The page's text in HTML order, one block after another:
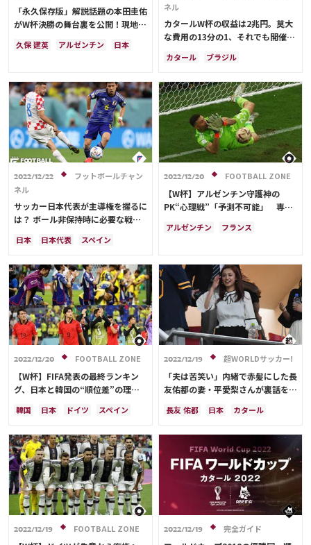
お問い合わせ
Share
© AbemaTV. Inc. All Rights Reserved.
エクアドル
メキシコ
ガーナ
カメルーン
アメリカ
日本代表
三笘 薫
田中 碧
C・ロナウド
サディオ・マネ
「永久保存版」解説話題の本田圭佑
がW杯決勝の舞台裏を公開！現地サ
せまで「世界のホンダ」
久保 建英 アルゼンチン
日本
ネル
カタールW杯の収益は2兆円。莫大
な費用の13分の1、それでも開催し
カタール
ブラジル
2022/12/22
フットボールチャン
ネル
サッカー日本代表が主導権を握るに
は？ ボール非保持時に必要な戦術
日本 日本代表
スペイン
サウジアラビア
イングランド
ブラジル
モロッコ
守田 英正
三笘 薫
鎌田 大地
サディオ・マネ
堂安 律 遠藤 航
2022/12/20 FOOTBALL ZONE
【W杯】アルゼンチン守護神の
PK“心理戦”「予測不可能」 専門
訳とは
アルゼンチン
フランス
オランダ
日本
日本代表
サディオ・マネ
2022/12/20 FOOTBALL ZONE
【W杯】FIFA発表の最終ランキン
グ、日本と韓国の“順位差”の理由
か」
韓国 日本 ドイツ
スペイン
スイス
オランダ
ポーランド
ブラジル
セネガル
アメリカ
オーストラリア
カタール
イラン
サウジアラビア
デンマーク
セルビア
フランス
ベルギー
イングランド
ポルトガル
エクアドル
ウルグアイ
カナダ メキシコ
2022/12/19 超WORLDサッカー!
「夫は苦笑い」内緒で赤髪にした長
友佑都の妻・平愛梨さんが裏話を告
長友 佑都 日本
カタール
2022/12/19 FOOTBALL ZONE 2022/12/19 完全ガイド